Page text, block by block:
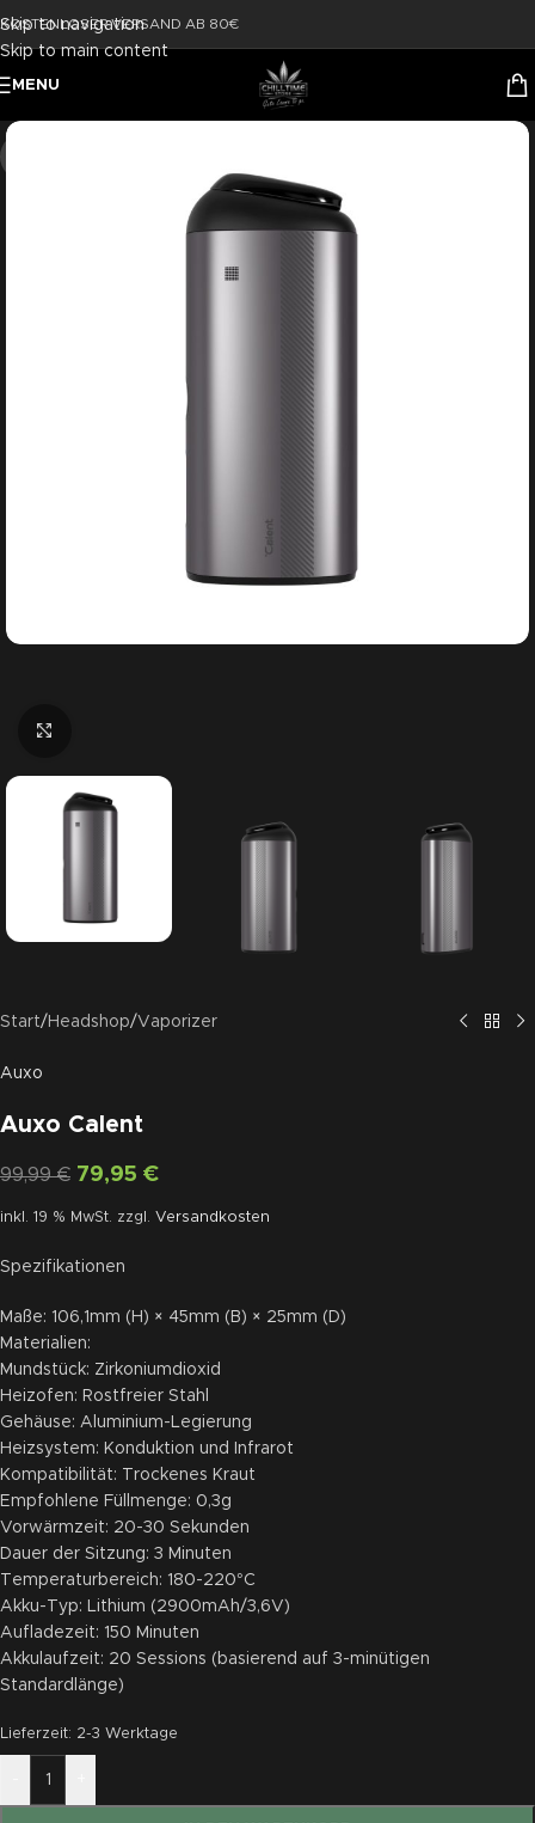
Skip to navigation
Skip to main content
KOSTENLOSER VERSAND AB 80€
MENU
Start/ Headshop/Vaporizer
Auxo
Auxo Calent
99,99€ 79,95 €
inkl. 19 % MwSt. zzgl. Versandkosten
Spezifikationen
Maße: 106,1mm (H) × 45mm (B) × 25mm (D)
Materialien:
Mundstück: Zirkoniumdioxid
Heizofen: Rostfreier Stahl
Gehäuse: Aluminium-Legierung
Heizsystem: Konduktion und Infrarot
Kompatibilität: Trockenes Kraut
Empfohlene Füllmenge: 0,3g
Vorwärmzeit: 20-30 Sekunden
Dauer der Sitzung: 3 Minuten
Temperaturbereich: 180-220°C
Akku-Typ: Lithium (2900mAh/3,6V)
Aufladezeit: 150 Minuten
Akkulaufzeit: 20 Sessions (basierend auf 3-minütigen
Standardlänge)
Lieferzeit: 2-3 Werktage